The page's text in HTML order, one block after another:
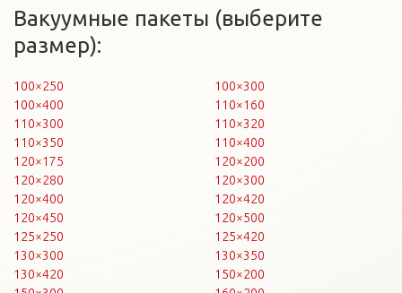
Вакуумные пакеты (выберите
размер):
100×250
100×300
100×400
110×160
110×300
110×320
110×350
110×400
120×175
120×200
120×280
120×300
120×400
120×420
120×450
120×500
125×250
125×420
130×300
130×350
130×420
150×200